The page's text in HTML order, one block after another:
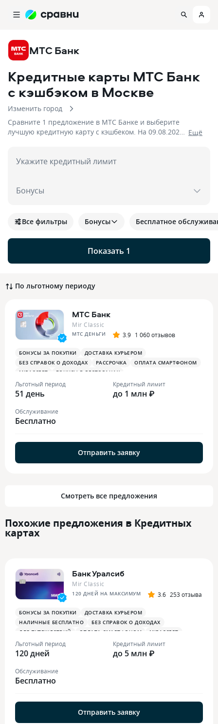
МТС Банк
Кредитные карты МТС Банк
с кэшбэком в Москве
Изменить город
Сравните 1 предложение в МТС Банке и выберите
лучшую кредитную карту с кэшбеком. На 09.08.2026
Eщё
Укажите кредитный лимит
Бонусы
Показать 1
Все фильтры Бонусы Бесплатное
По льготному периоду
МТС Банк
Mir Classic
МТС ДЕНЬГИ 3.9 1 060 отзывов
БОНУСЫ ЗА ПОКУПКИ
ДОСТАВКА КУРЬЕРОМ
БЕЗ СПРАВОК О ДОХОДАХ
РАССРОЧКА
ОПЛАТА СМАРТФОНОМ
MIRACCEPT
БОНУСЫ В РЕСТОРАНАХ
Льготный период
51 день
Кредитный лимит
до 1 млн ₽
Обслуживание
Бесплатно
Отправить заявку
Смотреть все предложения
Похожие предложения в Кредитных
картах
Банк Уралсиб
Mir Classic
120 ДНЕЙ НА МАКСИМУМ 3.6 253 отзыва
БОНУСЫ ЗА ПОКУПКИ
ДОСТАВКА КУРЬЕРОМ
НАЛИЧНЫЕ БЕСПЛАТНО
БЕЗ СПРАВОК О ДОХОДАХ
ДЛЯ ПУТЕШЕСТВИЙ
ОПЛАТА СМАРТФОНОМ MIRACCEPT
Льготный период
120 дней
Кредитный лимит
до 5 млн ₽
Обслуживание
Бесплатно
Отправить заявку